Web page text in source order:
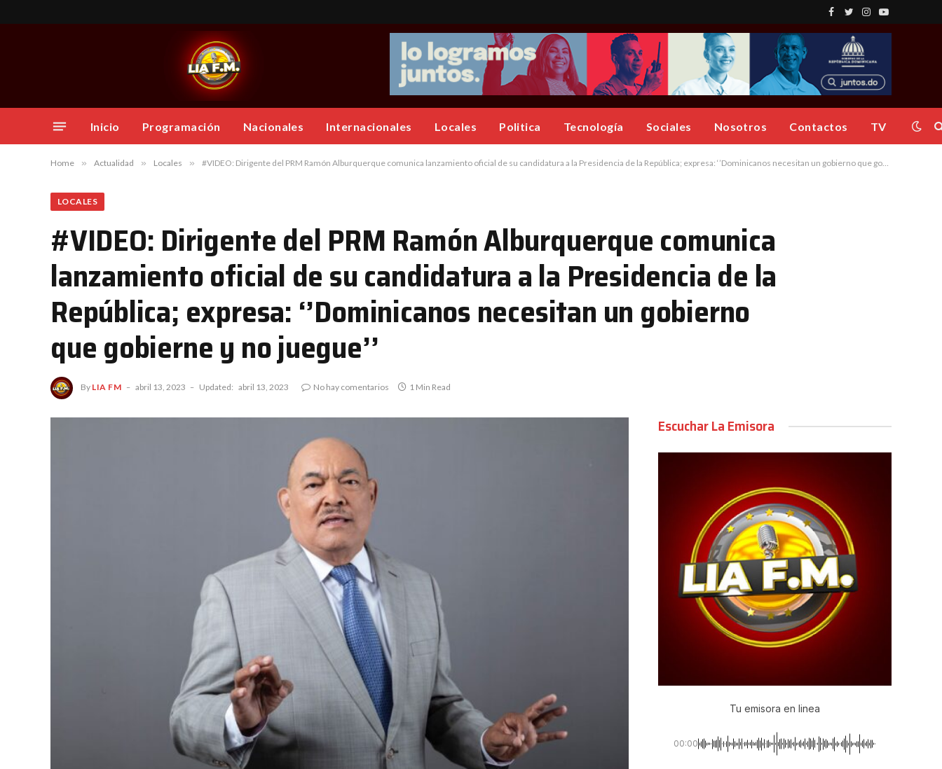
Facebook
TwitterInstagram
YouTube
Inicio Programación Nacionales Internacionales Locales Politica Tecnología Sociales Nosotros Contactos TV
Home » Actualidad » Locales » #VIDEO: Dirigente del PRM Ramón Alburquerque comunica lanzamiento oficial de su candidatura a la Presidencia de la República; expresa: ‘’Dominicanos necesitan un gobierno que gobierne y no juegue’’
LOCALES
#VIDEO: Dirigente del PRM Ramón Alburquerque comunica
lanzamiento oficial de su candidatura a la Presidencia de la
República; expresa: ‘’Dominicanos necesitan un gobierno
que gobierne y no juegue’’
By LIA FM abril 13, 2023 Updated: abril 13, 2023 No hay comentarios 1 Min Read
Escuchar La Emisora
Tu emisora en linea
00:00